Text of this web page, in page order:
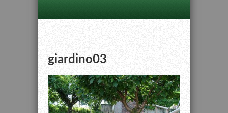
giardino03